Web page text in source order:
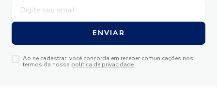
ENVIAR
Ao se cadastrar, você concorda em receber comunicações nos
termos da nossa política de privacidade